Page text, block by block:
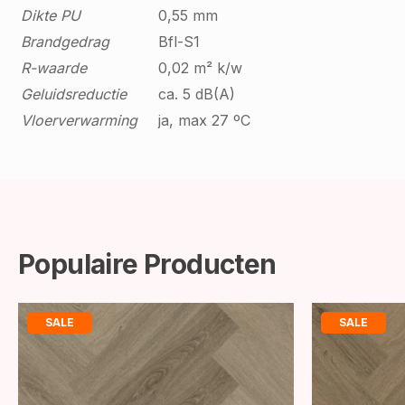
Dikte PU
0,55 mm
Brandgedrag
Bfl-S1
R-waarde
0,02 m² k/w
Geluidsreductie
ca. 5 dB(A)
Vloerverwarming
ja, max 27 ºC
Populaire Producten
SALE SALE